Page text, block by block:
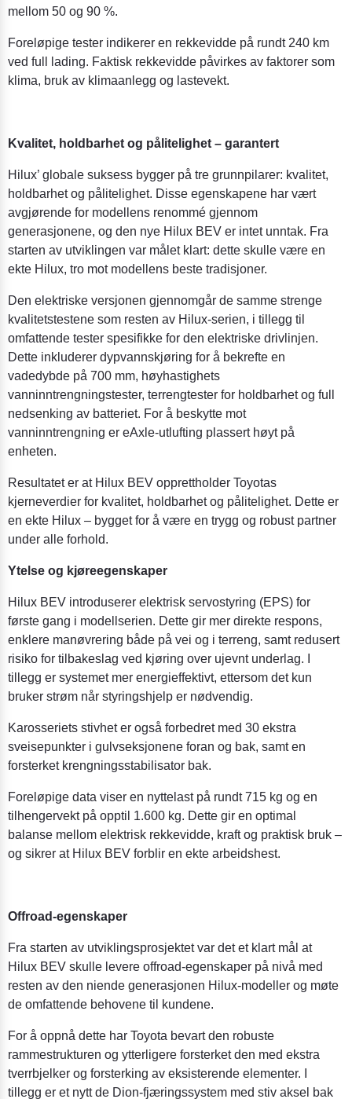
mellom 50 og 90 %.
Foreløpige tester indikerer en rekkevidde på rundt 240 km
ved full lading. Faktisk rekkevidde påvirkes av faktorer som
klima, bruk av klimaanlegg og lastevekt.
Kvalitet, holdbarhet og pålitelighet – garantert
Hilux’ globale suksess bygger på tre grunnpilarer: kvalitet,
holdbarhet og pålitelighet. Disse egenskapene har vært
avgjørende for modellens renommé gjennom
generasjonene, og den nye Hilux BEV er intet unntak. Fra
starten av utviklingen var målet klart: dette skulle være en
ekte Hilux, tro mot modellens beste tradisjoner.
Den elektriske versjonen gjennomgår de samme strenge
kvalitetstestene som resten av Hilux-serien, i tillegg til
omfattende tester spesifikke for den elektriske drivlinjen.
Dette inkluderer dypvannskjøring for å bekrefte en
vadedybde på 700 mm, høyhastighets
vanninntrengningstester, terrengtester for holdbarhet og full
nedsenking av batteriet. For å beskytte mot
vanninntrengning er eAxle-utlufting plassert høyt på
enheten.
Resultatet er at Hilux BEV opprettholder Toyotas
kjerneverdier for kvalitet, holdbarhet og pålitelighet. Dette er
en ekte Hilux – bygget for å være en trygg og robust partner
under alle forhold.
Ytelse og kjøreegenskaper
Hilux BEV introduserer elektrisk servostyring (EPS) for
første gang i modellserien. Dette gir mer direkte respons,
enklere manøvrering både på vei og i terreng, samt redusert
risiko for tilbakeslag ved kjøring over ujevnt underlag. I
tillegg er systemet mer energieffektivt, ettersom det kun
bruker strøm når styringshjelp er nødvendig.
Karosseriets stivhet er også forbedret med 30 ekstra
sveisepunkter i gulvseksjonene foran og bak, samt en
forsterket krengningsstabilisator bak.
Foreløpige data viser en nyttelast på rundt 715 kg og en
tilhengervekt på opptil 1.600 kg. Dette gir en optimal
balanse mellom elektrisk rekkevidde, kraft og praktisk bruk –
og sikrer at Hilux BEV forblir en ekte arbeidshest.
Offroad-egenskaper
Fra starten av utviklingsprosjektet var det et klart mål at
Hilux BEV skulle levere offroad-egenskaper på nivå med
resten av den niende generasjonen Hilux-modeller og møte
de omfattende behovene til kundene.
For å oppnå dette har Toyota bevart den robuste
rammestrukturen og ytterligere forsterket den med ekstra
tverrbjelker og forsterking av eksisterende elementer. I
tillegg er et nytt de Dion-fjæringssystem med stiv aksel bak